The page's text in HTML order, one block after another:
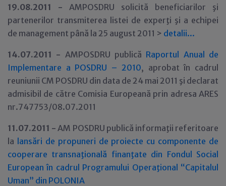
19.08.2011 - AMPOSDRU solicită beneficiarilor şi
partenerilor transmiterea listei de experţi şi a echipei
de management până la 25 august 2011 > detalii...
14.07.2011 - AMPOSDRU publică Raportul Anual de
Implementare a POSDRU – 2010, aprobat în cadrul
reuniunii CM POSDRU din data de 24 mai 2011 şi declarat
admisibil de către Comisia Europeană prin adresa ARES
nr.747753/08.07.2011
11.07.2011 -AM POSDRU publică informaţii referitoare
la lansări de propuneri de proiecte cu componente de
cooperare transnaţională finanţate din Fondul Social
European în cadrul Programului Operaţional “Capitalul
Uman” din POLONIA